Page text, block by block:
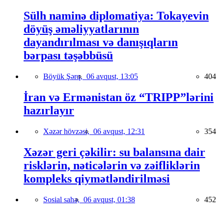
Sülh naminə diplomatiya: Tokayevin
döyüş əməliyyatlarının
dayandırılması və danışıqların
bərpası təşəbbüsü
Böyük Şərq, 06 avqust, 13:05 404
İran və Ermənistan öz “TRIPP”lərini
hazırlayır
Xəzər hövzəsi, 06 avqust, 12:31 354
Xəzər geri çəkilir: su balansına dair
risklərin, nəticələrin və zəifliklərin
kompleks qiymətləndirilməsi
Sosial sahə, 06 avqust, 01:38 452